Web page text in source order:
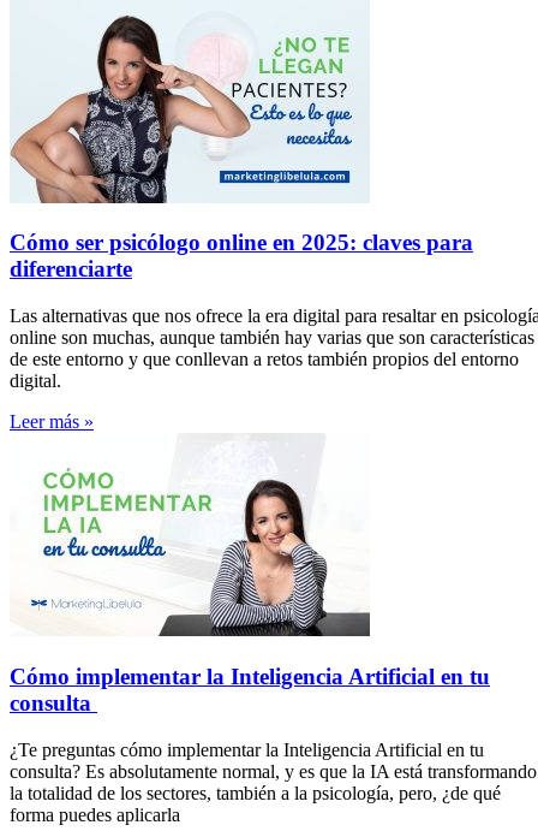
Cómo ser psicólogo online en 2025: claves para
diferenciarte
Las alternativas que nos ofrece la era digital para resaltar en
online son muchas, aunque también hay varias que son características
de este entorno y que conllevan a retos también propios del entorno
digital.
Leer más »
Cómo implementar la Inteligencia Artificial en tu
consulta
¿Te preguntas cómo implementar la Inteligencia Artificial en tu
consulta? Es absolutamente normal, y es que la IA está transformando
la totalidad de los sectores, también a la psicología, pero, ¿de qué
forma puedes aplicarla